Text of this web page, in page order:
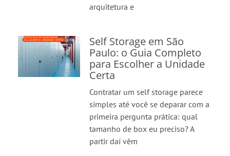
arquitetura e
Self Storage em São
Paulo: o Guia Completo
para Escolher a Unidade
Certa
Contratar um self storage parece
simples até você se deparar com a
primeira pergunta prática: qual
tamanho de box eu preciso? A
partir daí vêm